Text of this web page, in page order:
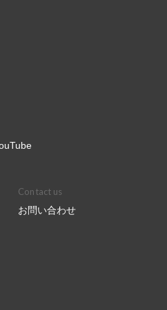
Contact us
お問い合わせ